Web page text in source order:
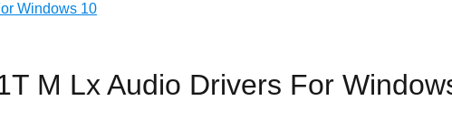
Windows 10
M Lx Audio Drivers For